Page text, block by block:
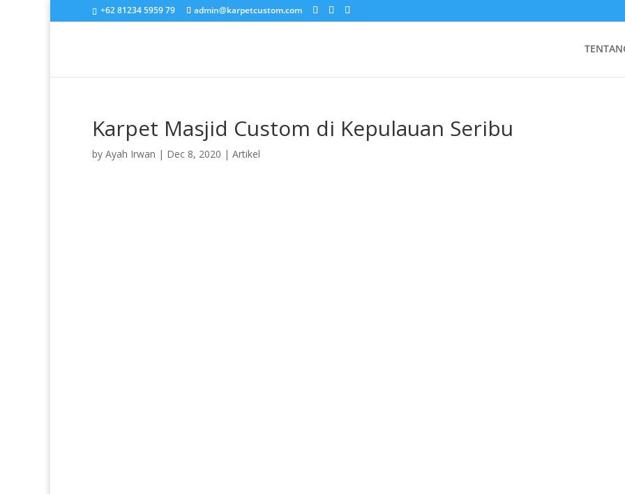
+62 81234 5959 79 admin@karpetcustom.com
Karpet Masjid Custom di Kepulauan Seribu
by Ayah Irwan | Dec 8, 2020 | Artikel